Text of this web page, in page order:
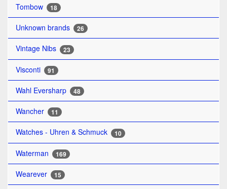
Tombow 18
Unknown brands 26
Vintage Nibs 23
Visconti 91
Wahl Eversharp 48
Wancher 11
Watches - Uhren & Schmuck 10
Waterman 169
Wearever 15